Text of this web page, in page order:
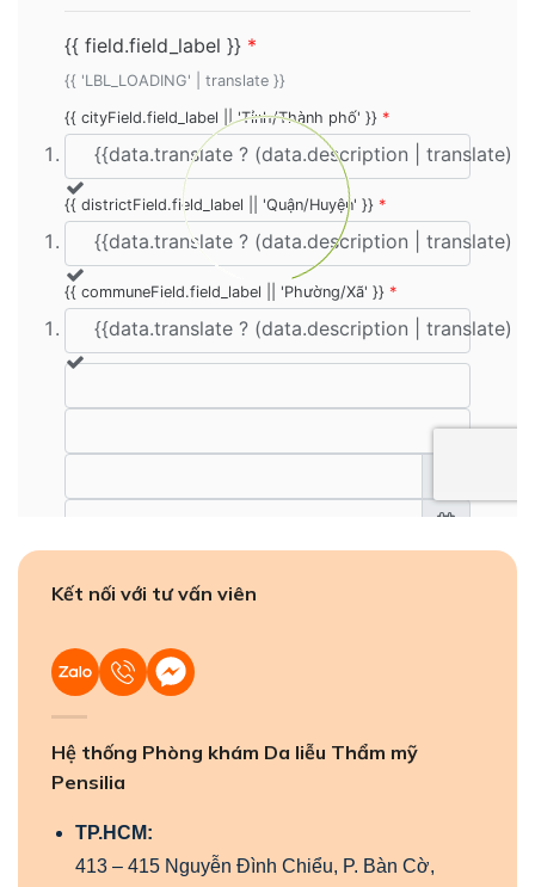
Kết nối với tư vấn viên
Hệ thống Phòng khám Da liễu Thẩm mỹ
Pensilia
TP.HCM:
413 – 415 Nguyễn Đình Chiểu, P. Bàn Cờ,